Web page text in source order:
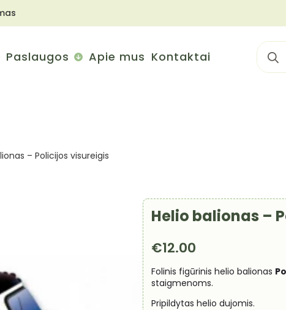
Paslaugos Apie mus Kontaktai
for:
– Policijos visureigis
Helio balionas –
€12.00
Folinis figūrinis helio balionas
staigmenoms.
Pripildytas helio dujomis.